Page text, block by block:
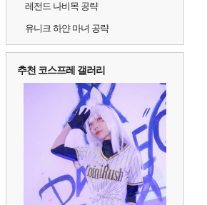
레전드 나비목 공략
유니크 하얀 마녀 공략
추천 코스프레 갤러리